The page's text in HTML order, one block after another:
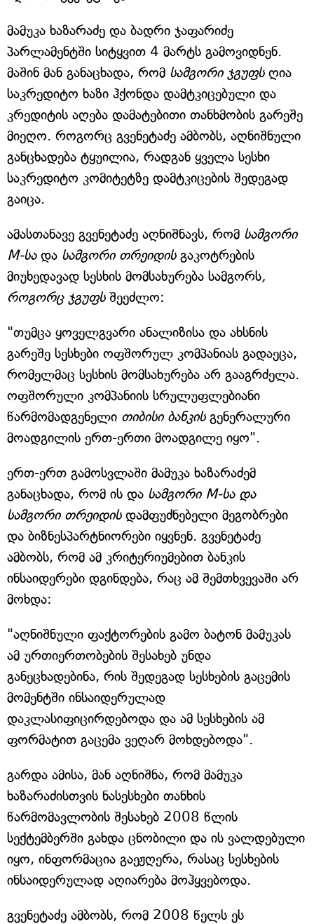
მამუკა ხაზარაძე და ბადრი ჯაფარიძე
პარლამენტში სიტყვით 4 მარტს გამოვიდნენ.
მაშინ მან განაცხადა, რომ სამგორი ჯგუფსღია
საკრედიტო ხაზი ჰქონდა დამტკიცებული და
კრედიტის აღება დამატებითი თანხმობის გარეშე
მიეღო. როგორც გვენეტაძე ამბობს, აღნიშნული
განცხადება ტყუილია, რადგან ყველა სესხი
საკრედიტო კომიტეტზე დამტკიცების შედეგად
გაიცა.
ამასთანავე გვენეტაძე აღნიშნავს, რომ სამგორი
M-სადა სამგორი თრეიდის გაკოტრების
მიუხედავად სესხის მომსახურება სამგორს,
როგორც ჯგუფს შეეძლო:
"თუმცა ყოველგვარი ანალიზისა და ახსნის
გარეშე სესხები ოფშორულ კომპანიას გადაეცა,
რომელმაც სესხის მომსახურება არ გააგრძელა.
ოფშორული კომპანიის სრულუფლებიანი
წარმომადგენელი თიბისი ბანკისგენერალური
მოადგილის ერთ-ერთი მოადგილე იყო".
ერთ-ერთ გამოსვლაში მამუკა ხაზარაძემ
განაცხადა, რომ ის და სამგორი M-სა და
სამგორი თრეიდის დამფუძნებელი მეგობრები
და ბიზნესპარტნიორები იყვნენ. გვენეტაძე
ამბობს, რომ ამ კრიტერიუმებით ბანკის
ინსაიდერები დგინდება, რაც ამ შემთხვევაში არ
მოხდა:
"აღნიშნული ფაქტორების გამო ბატონ მამუკას
ამ ურთიერთობების შესახებ უნდა
განეცხადებინა, რის შედეგად სესხების გაცემის
მომენტში ინსაიდერულად
დაკლასიფიცირდებოდა და ამ სესხების ამ
ფორმატით გაცემა ვეღარ მოხდებოდა".
გარდა ამისა, მან აღნიშნა, რომ მამუკა
ხაზარაძისთვის ნასესხები თანხის
წარმომავლობის შესახებ 2008 წლის
სექტემბერში გახდა ცნობილი და ის ვალდებული
იყო, ინფორმაცია გაეჟღერა, რასაც სესხების
ინსაიდერულად აღიარება მოჰყვებოდა.
გვენეტაძე ამბობს, რომ 2008 წელს ეს